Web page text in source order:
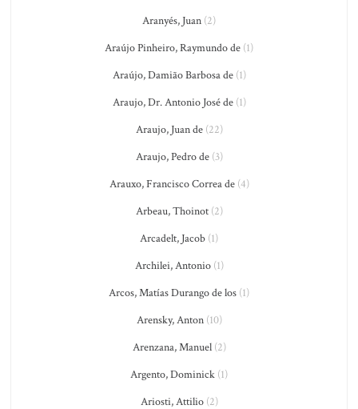
Aranyés, Juan (2)
Araújo Pinheiro, Raymundo de (1)
Araújo, Damião Barbosa de(1)
Araujo, Dr. Antonio José de(1)
Araujo, Juan de(22)
Araujo, Pedro de(3)
Arauxo, Francisco Correa de(4)
Arbeau, Thoinot(2)
Arcadelt, Jacob (1)
Archilei, Antonio(1)
Arcos, Matías Durango de los (1)
Arensky, Anton(10)
Arenzana, Manuel(2)
Argento, Dominick (1)
Ariosti, Attilio(2)